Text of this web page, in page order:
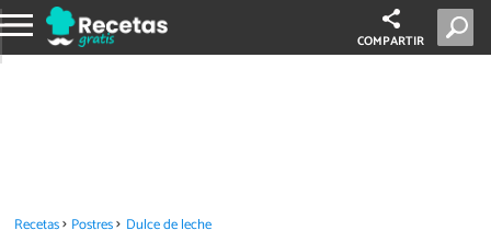
COMPARTIR
Recetas Postres Dulce de leche